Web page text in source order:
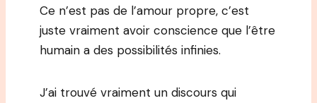
Ce n’est pas de l’amour propre, c’est
juste vraiment avoir conscience que l’être
humain a des possibilités infinies.
J’ai trouvé vraiment un discours qui